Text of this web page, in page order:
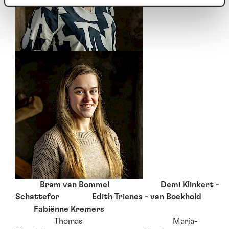
Bram van Bommel Demi Klinkert -
Schattefor Edith Trienes - van Boekhold
Fabiënne Kremers
Thomas Maria-